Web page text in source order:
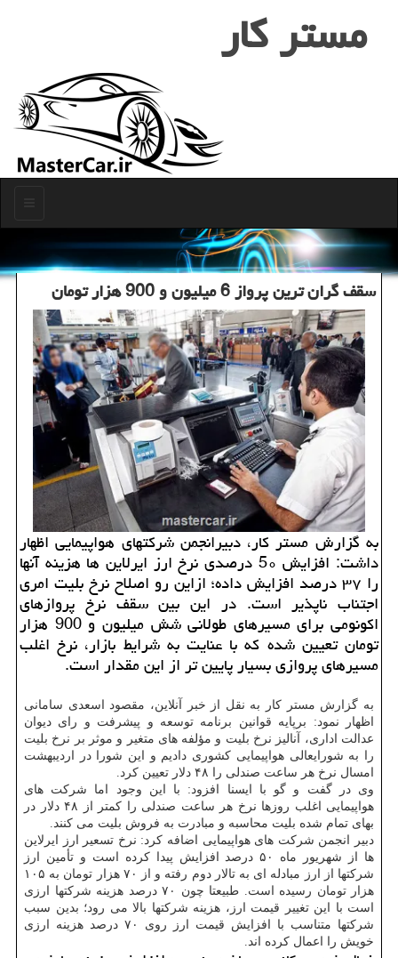
مستر كار
سقف گران ترین پرواز 6 میلیون و 900 هزار تومان
به گزارش مستر کار، دبیرانجمن شرکتهای هواپیمایی اظهار
داشت: افزایش 5۰ درصدی نرخ ارز ایرلاین ها هزینه آنها
را ۳۷ درصد افزایش داده؛ ازاین رو اصلاح نرخ بلیت امری
اجتناب ناپذیر است. در این بین سقف نرخ پروازهای
اکونومی برای مسیرهای طولانی شش میلیون و 900 هزار
تومان تعیین شده که با عنایت به شرایط بازار، نرخ اغلب
مسیرهای پروازی بسیار پایین تر از این مقدار است.
به گزارش مستر کار به نقل از خبر آنلاین، مقصود اسعدی سامانی
اظهار نمود: برپایه قوانین برنامه توسعه و پیشرفت و رای دیوان
عدالت اداری، آنالیز نرخ بلیت و مؤلفه های متغیر و موثر بر نرخ بلیت
را به شورایعالی هواپیمایی کشوری دادیم و این شورا در اردیبهشت
امسال نرخ هر ساعت صندلی را ۴۸ دلار تعیین کرد.
وی در گفت و گو با ایسنا افزود: با این وجود اما شرکت های
هواپیمایی اغلب روزها نرخ هر ساعت صندلی را کمتر از ۴۸ دلار در
بهای تمام شده بلیت محاسبه و مبادرت به فروش بلیت می کنند.
دبیر انجمن شرکت های هواپیمایی اضافه کرد: نرخ تسعیر ارز ایرلاین
ها از شهریور ماه ۵۰ درصد افزایش پیدا کرده است و تأمین ارز
شرکتها از ارز مبادله ای به تالار دوم رفته و از ۷۰ هزار تومان به ۱۰۵
هزار تومان رسیده است. طبیعتا چون ۷۰ درصد هزینه شرکتها ارزی
است با این تغییر قیمت ارز، هزینه شرکتها بالا می رود؛ بدین سبب
شرکتها متناسب با افزایش قیمت ارز روی ۷۰ درصد هزینه ارزی
خویش را اعمال کرده اند.